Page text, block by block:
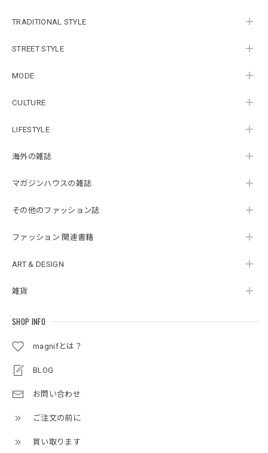
TRADITIONAL STYLE
STREET STYLE
MODE
CULTURE
LIFESTYLE
海外の雑誌
マガジンハウスの雑誌
その他のファッション誌
ファッション 関連書籍
ART & DESIGN
雑貨
SHOP INFO
magnifとは？
BLOG
お問い合わせ
ご注文の前に
買い取ります